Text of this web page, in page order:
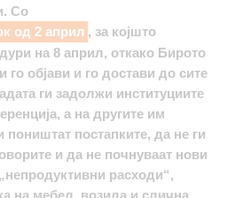
Со
од 2 април , за којшто
на 8 април, откако Бирото
го објави и го достави до сите
ги задолжи институциите
а на другите им
поништат постапките, да не ги
и да не почнуваат нови
расходи“,